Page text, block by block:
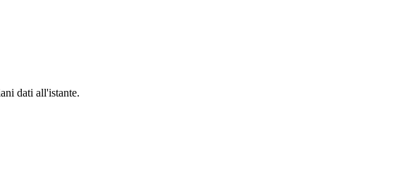
dati all'istante.